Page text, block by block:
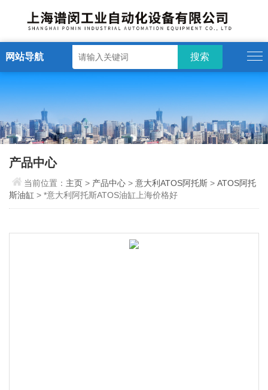
网站导航
产品中心
当前位置： 主页> 产品中心 >意大利ATOS阿托斯 >ATOS阿托
斯油缸 > *意大利阿托斯ATOS油缸上海价格好